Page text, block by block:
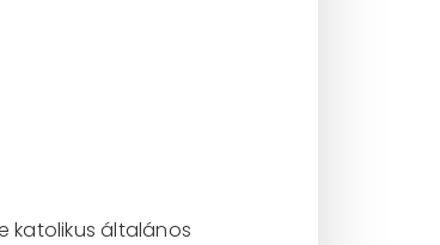
katolikus általános